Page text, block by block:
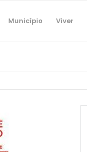
Município Viver